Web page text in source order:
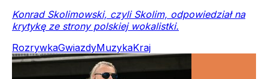
Konrad Skolimowski, czyli Skolim, odpowiedział na
krytykę ze strony polskiej wokalistki.
RozrywkaGwiazdyMuzykaKraj